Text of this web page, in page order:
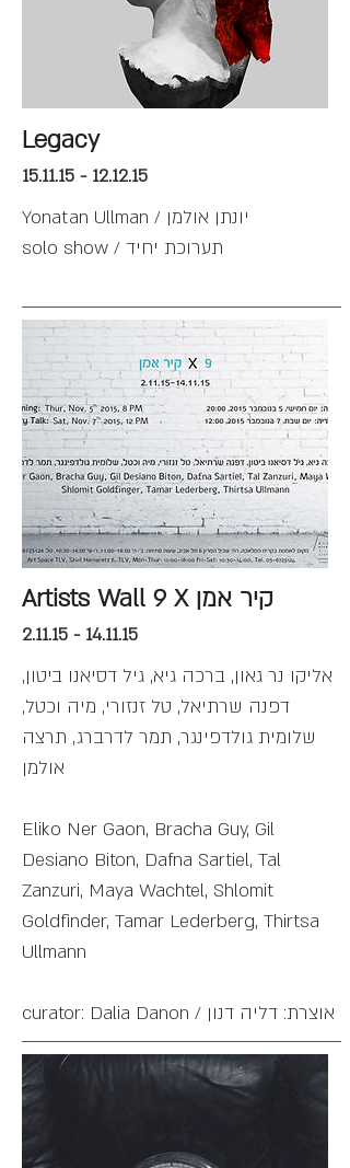
Legacy
15.11.15 - 12.12.15
Yonatan Ullman / יונתן אולמן
solo show / תערוכת יחיד
Artists Wall 9 X קיר אמן
2.11.15 - 14.11.15
אליקו נר גאון, ברכה גיא, גיל דסיאנו ביטון,
דפנה שרתיאל, טל זנזורי, מיה וכטל,
שלומית גולדפינגר, תמר לדרברג, תרצה
אולמן
Eliko Ner Gaon, Bracha Guy, Gil
Desiano Biton, Dafna Sartiel, Tal
Zanzuri, Maya Wachtel, Shlomit
Goldfinder, Tamar Lederberg, Thirtsa
Ullmann
curator: Dalia Danon / אוצרת: דליה דנון